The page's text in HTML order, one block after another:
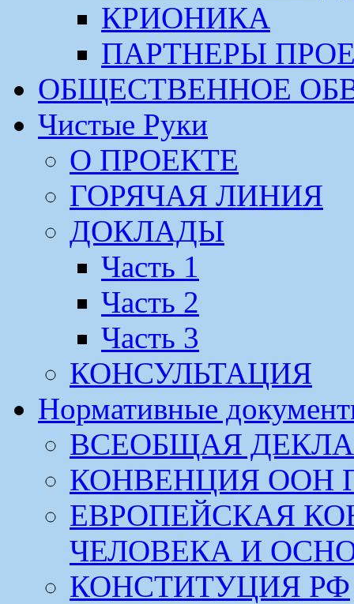
КРИОНИКА
ПАРТНЕРЫ
ОБЩЕСТВЕННОЕ
Чистые Руки
О ПРОЕКТЕ
ГОРЯЧАЯ ЛИНИЯ
ДОКЛАДЫ
Часть 1
Часть 2
Часть 3
КОНСУЛЬТАЦИЯ
Нормативные
ВСЕОБЩАЯ
КОНВЕНЦИЯ ООН
ЕВРОПЕЙСКАЯ
ЧЕЛОВЕКА И
КОНСТИТУЦИЯ РФ